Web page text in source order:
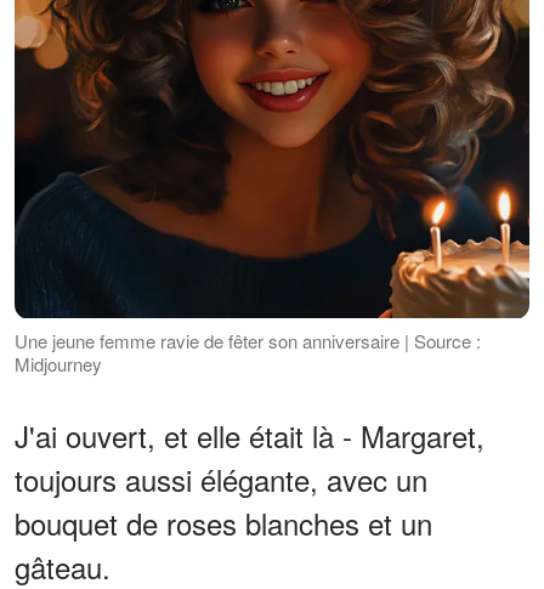
Une jeune femme ravie de fêter son anniversaire | Source :
Midjourney
J'ai ouvert, et elle était là - Margaret,
toujours aussi élégante, avec un
bouquet de roses blanches et un
gâteau.